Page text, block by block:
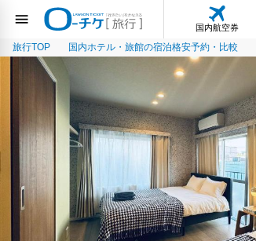
国内航空券
旅行TOP 国内ホテル・旅館の宿泊格安予約・比較